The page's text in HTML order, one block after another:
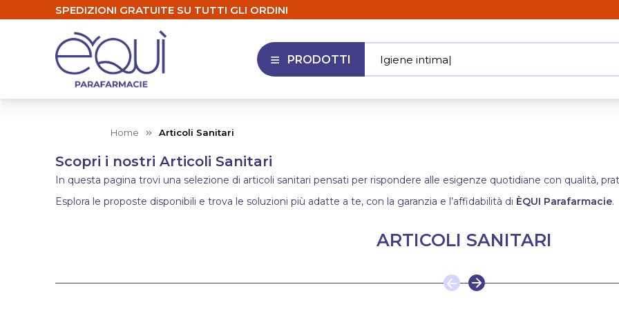
SPEDIZIONI GRATUITE SU TUTTI GLI ORDINI
APRI MENU
PRODOTTI Igiene intima|
Home Articoli Sanitari
Scopri i nostri Articoli Sanitari
In questa pagina trovi una selezione di articoli sanitari pensati per rispondere alle esigenze quotidiane con qualità,
Esplora le proposte disponibili e trova le soluzioni più adatte a te, con la garanzia e l’affidabilità di ÈQUI Parafarmacie.
ARTICOLI SANITARI